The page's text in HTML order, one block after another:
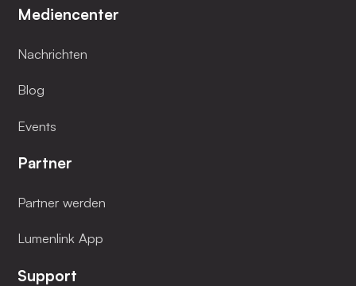
Mediencenter
Nachrichten
Blog
Events
Partner
Partner werden
Lumenlink App
Support